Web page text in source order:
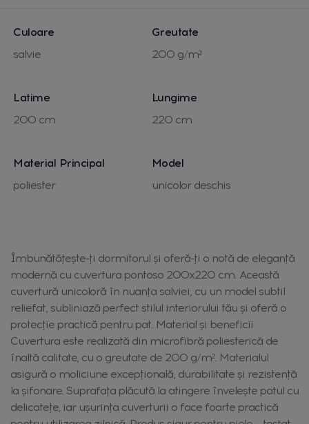
Culoare
salvie
Greutate
200 g/m²
Latime
200 cm
Lungime
220 cm
Material Principal
poliester
Model
unicolor deschis
Îmbunătățește-ți dormitorul și oferă-ți o notă de eleganță
modernă cu cuvertura pontoso 200x220 cm. Această
cuvertură unicoloră în nuanța salviei, cu un model subtil
reliefat, subliniază perfect stilul interiorului tău și oferă o
protecție practică pentru pat. Material și beneficii
Cuvertura este realizată din microfibră poliesterică de
înaltă calitate, cu o greutate de 200 g/m². Materialul
asigură o moliciune excepțională, durabilitate și rezistență
la șifonare. Suprafața plăcută la atingere învelește patul cu
delicatețe, iar ușurința cuverturii o face foarte practică